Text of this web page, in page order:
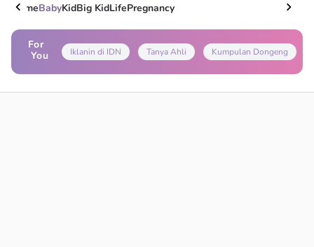
HomeBabyKidBig KidLifePregnancy
For
You
Iklanin di IDN Tanya Ahli Kumpulan Dongeng